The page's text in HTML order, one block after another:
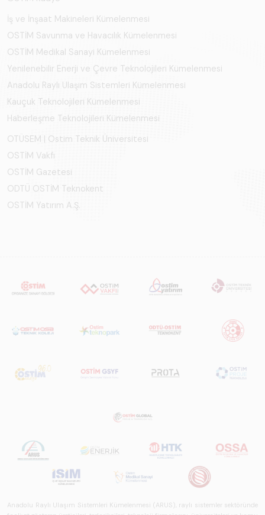
İş ve İnşaat Makineleri Kümelenmesi
OSTİM Savunma ve Havacılık Kümelenmesi
OSTİM Medikal Sanayi Kümelenmesi
Yenilenebilir Enerji ve Çevre Teknolojileri Kümelenmesi
Anadolu Raylı Ulaşım Sistemleri Kümelenmesi
Kauçuk Teknolojileri Kümelenmesi
Haberleşme Teknolojileri Kümelenmesi
OTÜSEM | Ostim Teknik Üniversitesi
OSTİM Vakfı
OSTİM Gazetesi
ODTÜ OSTİM Teknokent
OSTİM Yatırım A.Ş.
Anadolu Raylı Ulaşım Sistemleri Kümelenmesi (ARUS), raylı sistemler sektöründe